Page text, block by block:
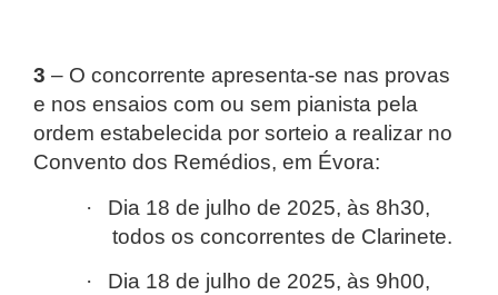
3 – O concorrente apresenta-se nas provas
e nos ensaios com ou sem pianista pela
ordem estabelecida por sorteio a realizar no
Convento dos Remédios, em Évora:
·
Dia 18 de julho de 2025, às 8h30,
todos os concorrentes de Clarinete.
·
Dia 18 de julho de 2025, às 9h00,